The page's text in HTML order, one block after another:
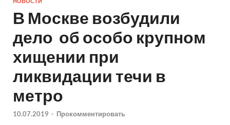
В Москве возбудили
дело об особо крупном
хищении при
ликвидации течи в
метро
10.07.2019 - Прокомментировать